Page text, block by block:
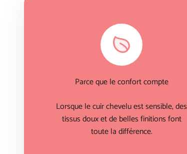
Parce que le confort compte
Lorsque le cuir chevelu est sensible, des
tissus doux et de belles finitions font
toute la différence.